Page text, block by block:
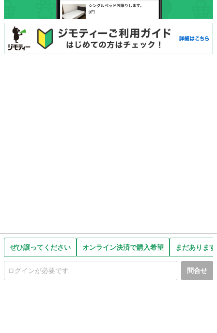
ぜひ譲ってください オンライン決済で購入希望 まだありま
問合せ